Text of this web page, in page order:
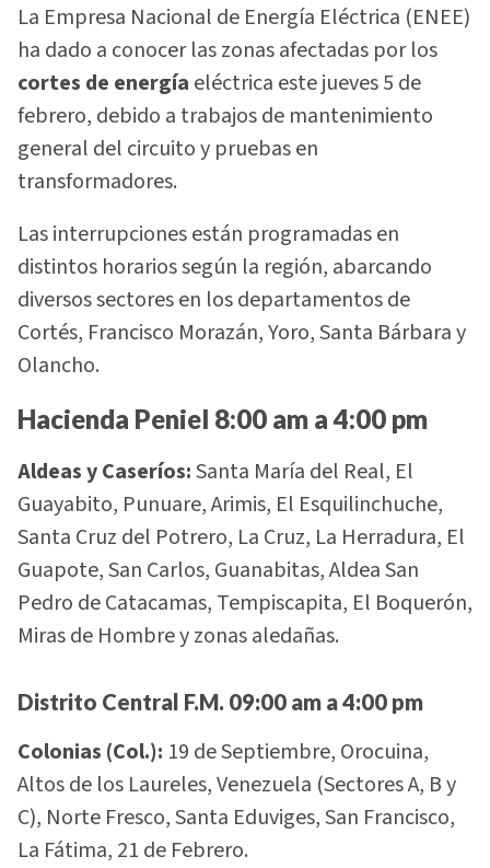
La Empresa Nacional de Energía Eléctrica (ENEE)
ha dado a conocer las zonas afectadas por los
cortes de energía eléctrica este jueves 5 de
febrero, debido a trabajos de mantenimiento
general del circuito y pruebas en
transformadores.
Las interrupciones están programadas en
distintos horarios según la región, abarcando
diversos sectores en los departamentos de
Cortés, Francisco Morazán, Yoro, Santa Bárbara y
Olancho.
Hacienda Peniel 8:00 am a 4:00 pm
Aldeas y Caseríos:Santa María del Real, El
Guayabito, Punuare, Arimis, El Esquilinchuche,
Santa Cruz del Potrero, La Cruz, La Herradura, El
Guapote, San Carlos, Guanabitas, Aldea San
Pedro de Catacamas, Tempiscapita, El Boquerón,
Miras de Hombre y zonas aledañas.
Distrito Central F.M. 09:00 am a 4:00 pm
Colonias (Col.): 19 de Septiembre, Orocuina,
Altos de los Laureles, Venezuela (Sectores A, B y
C), Norte Fresco, Santa Eduviges, San Francisco,
La Fátima, 21 de Febrero.